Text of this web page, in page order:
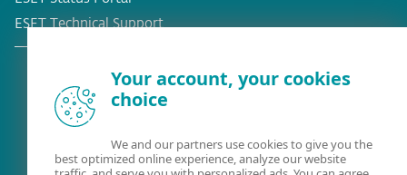
ESET Technical Support
Cliente atual?
Your account, your cookies
choice
We and our partners use cookies to give you the
best optimized online experience, analyze our website